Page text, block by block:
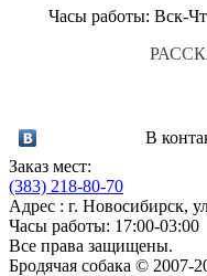
Часы работы: Вск-
В
Заказ мест:
(383) 218-80-70
Адрес : г. Новосибирск,
Часы работы: 17:00-03:00
Все права защищены.
Бродячая собака © 2007-